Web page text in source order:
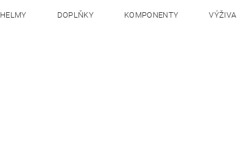
HELMY DOPLŇKY KOMPONENTY VÝŽIVA